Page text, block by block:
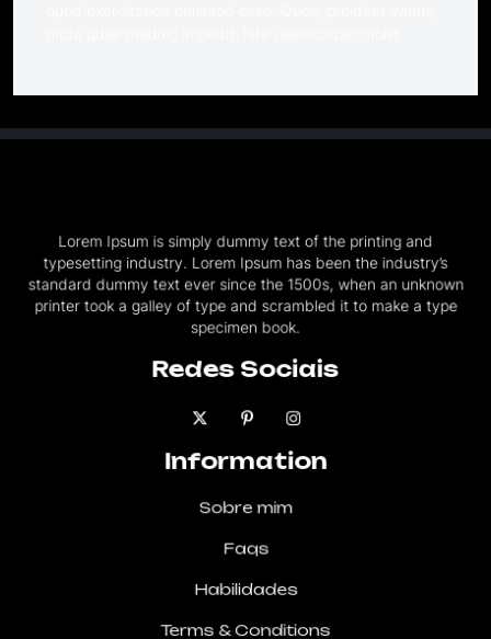
Lorem Ipsum is simply dummy text of the printing and
typesetting industry. Lorem Ipsum has been the industry’s
standard dummy text ever since the 1500s, when an unknown
printer took a galley of type and scrambled it to make a type
specimen book.
Redes Sociais
Information
Sobre mim
Faqs
Habilidades
Terms & Conditions